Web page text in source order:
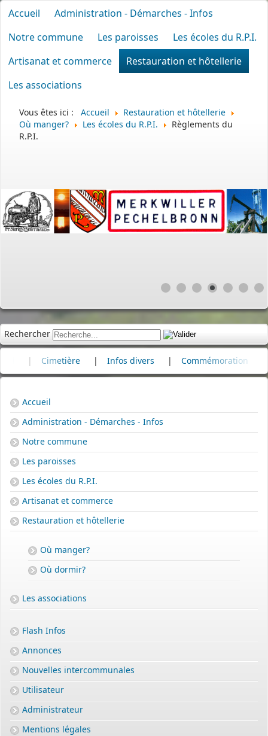
Accueil
Administration - Démarches - Infos
Notre commune
Les paroisses
Les écoles du R.P.I.
Artisanat et commerce
Restauration et hôtellerie
Les associations
Vous êtes ici : Accueil
Restauration et hôtellerie
Où manger?
Les écoles du R.P.I.
Règlements du
R.P.I.
Rechercher
| Infos divers | Commémoration | 80e
Accueil
Administration - Démarches - Infos
Notre commune
Les paroisses
Les écoles du R.P.I.
Artisanat et commerce
Restauration et hôtellerie
Où manger?
Où dormir?
Les associations
Flash Infos
Annonces
Nouvelles intercommunales
Utilisateur
Administrateur
Mentions légales